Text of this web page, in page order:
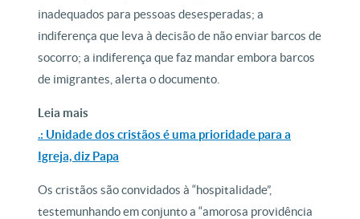
inadequados para pessoas desesperadas; a
indiferença que leva à decisão de não enviar barcos de
socorro; a indiferença que faz mandar embora barcos
de imigrantes, alerta o documento.
Leia mais
.: Unidade dos cristãos é uma prioridade para a
Igreja, diz Papa
Os cristãos são convidados à “hospitalidade”,
testemunhando em conjunto a “amorosa providência